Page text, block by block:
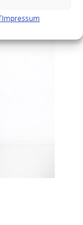
Impressum